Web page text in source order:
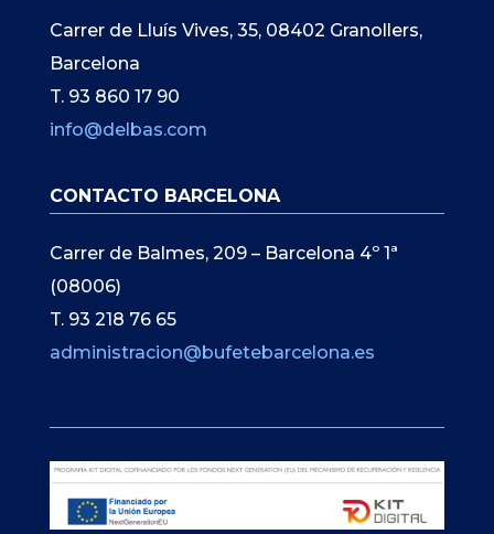
Carrer de Lluís Vives, 35, 08402 Granollers,
Barcelona
T. 93 860 17 90
info@delbas.com
CONTACTO BARCELONA
Carrer de Balmes, 209 – Barcelona 4º 1ª
(08006)
T. 93 218 76 65
administracion@bufetebarcelona.es